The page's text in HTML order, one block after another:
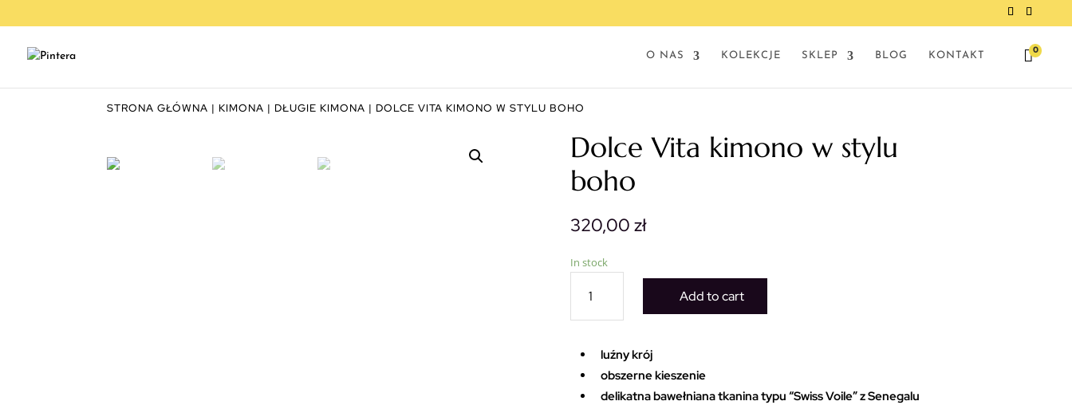
O NAS KOLEKCJE SKLEP BLOG KONTAKT 0
STRONA GŁÓWNA | KIMONA | DŁUGIE KIMONA | DOLCE VITA KIMONO W STYLU BOHO
Dolce Vita kimono w stylu
boho
320,00 zł
In stock
Vita
kimono
stylu
boho
quantity
Add to cart
luźny krój
obszerne kieszenie
delikatna bawełniana tkanina typu “Swiss Voile” z Senegalu